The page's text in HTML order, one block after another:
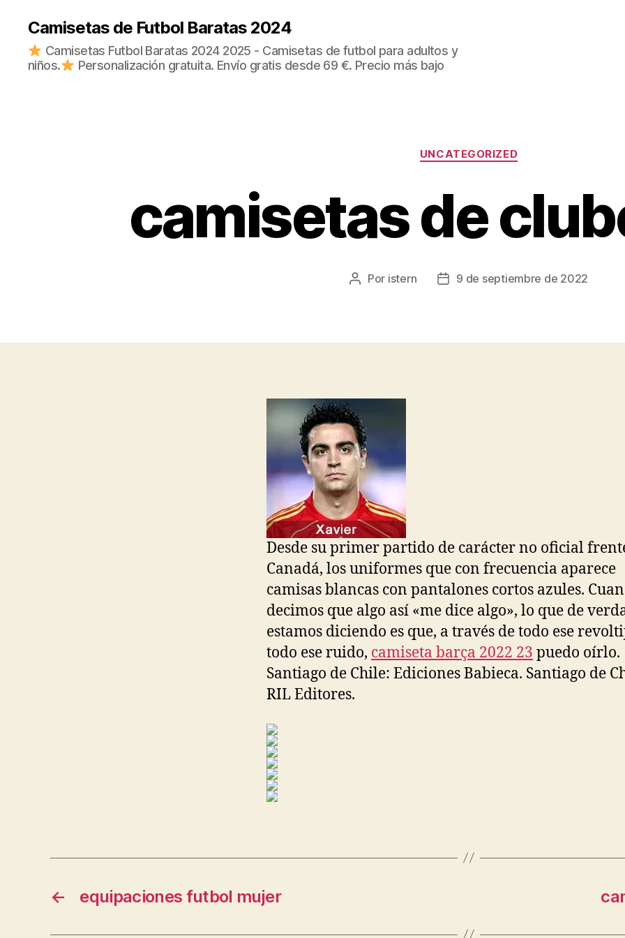
Camisetas de Futbol Baratas 2024
Camisetas Futbol Baratas 2024 2025 - Camisetas de futbol para adultos y
niños.
Personalización gratuita. Envío gratis desde 69 €. Precio más bajo
Categorías
UNCATEGORIZED
camisetas de
Autor
Por istern
Fecha9 de septiembre de 2022
Desde su primer partido de carácter no oficial
Canadá, los uniformes que con frecuencia aparece
camisas blancas con pantalones cortos azules.
decimos que algo así «me dice algo», lo que de
estamos diciendo es que, a través de todo ese
todo ese ruido, camiseta barça 2022 23 puedo oírlo.
Santiago de Chile: Ediciones Babieca. Santiago de
RIL Editores.
← equipaciones futbol mujer